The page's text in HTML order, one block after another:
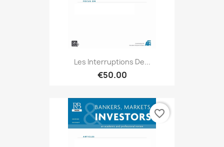
Les Interruptions De...
€50.00
favorite_border